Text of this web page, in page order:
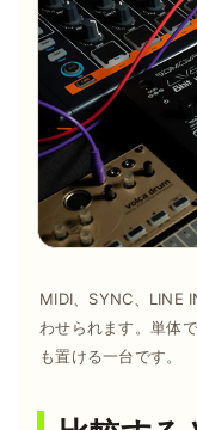
MIDI、SYNC、LINE
わせられます。単体
も置ける一台です。